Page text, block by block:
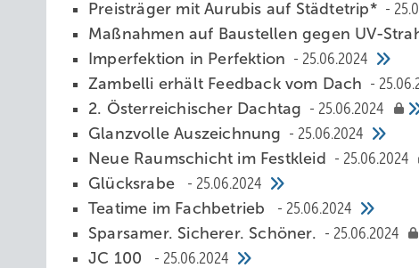
Preisträger mit Aurubis auf Städtetrip*
Maßnahmen auf Baustellen gegen UV-
Imperfektion in Perfektion
25.06.2024
Zambelli erhält Feedback vom Dach
2. Österreichischer Dachtag
25.06.2024
Glanzvolle Auszeichnung
25.06.2024
Neue Raumschicht im Festkleid
25.06.2024
Glücksrabe
25.06.2024
Teatime im Fachbetrieb
25.06.2024
Sparsamer. Sicherer. Schöner.
25.06.2024
JC 100
25.06.2024